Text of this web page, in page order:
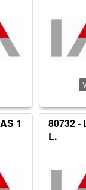
1
80732 -
L.